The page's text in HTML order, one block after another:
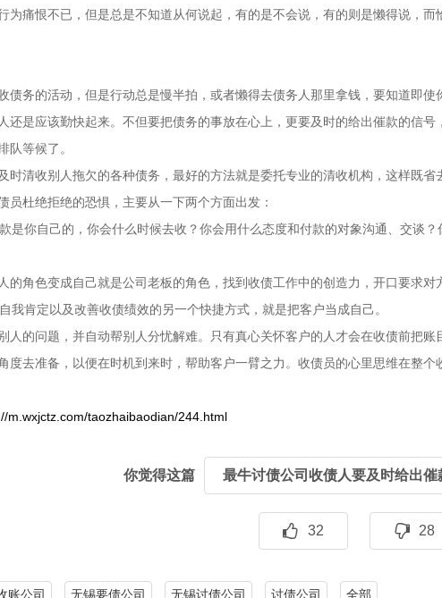
为痛恨不已，但是总是不知道从何说起，有的是不会说，有的则是懒得说，
债务的活动，但是行动总是慢半拍，或者懒得去债务人那里拿钱，要知道即
还是应该勤快起来。不但要把债务的事放在心上，更要及时的给出催款的信
队等候了。
时清收别人拖欠的各种债务，最好的方法就是委托专业的清收机构，这样既
员杜绝拒绝的恐惧，主要从一下两个方面出发：
是你自己的，你会什么时候去收？你会用什么态度和付款的对象沟通、交谈
的角色变成自己就是公司老板的角色，找到收债工作中的创造力，开口要求
我肯定以及改善收债绩效的另一个快捷方式，就是把客户当成自己。
人的问题，并自动帮别人分忧解难。只有真心关怀客户的人才会在收债前把
度去准备，以便在时机到来时，帮助客户一臂之力。收债员的心里思维在整
m.wxjctz.com/taozhaibaodian/244.html
你觉得这篇 最牛讨债公司收债人要及时给出催
32 28
账公司 无锡要债公司 无锡讨债公司 讨债公司 全部